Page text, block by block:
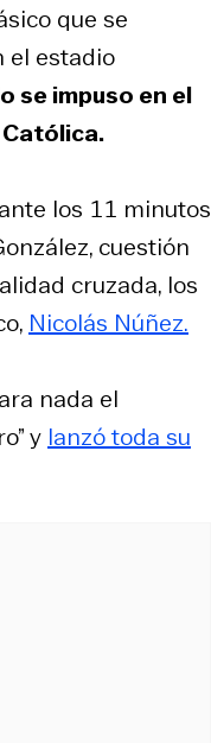
que se
el estadio
se impuso en el
los 11 minutos
cuestión
cruzada, los
Nicolás Núñez.
nada el
y lanzó toda su